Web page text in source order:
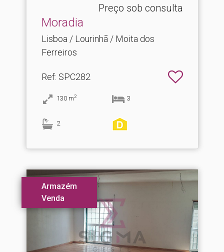
Preço sob consulta
Moradia
Lisboa / Lourinhã / Moita dos
Ferreiros
Ref: SPC282
130 m2 3
2
Armazém
Venda